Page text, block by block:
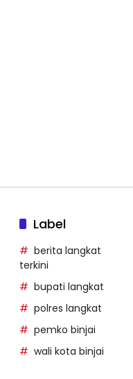
Label
berita langkat
terkini
bupati langkat
polres langkat
pemko binjai
wali kota binjai